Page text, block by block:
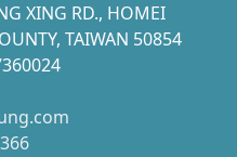
XING RD., HOMEI
TAIWAN 50854